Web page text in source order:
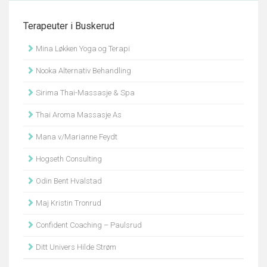
Terapeuter i Buskerud
Mina Løkken Yoga og Terapi
Nooka Alternativ Behandling
Sirima Thai-Massasje & Spa
Thai Aroma Massasje As
Mana v/Marianne Feydt
Hogseth Consulting
Odin Bent Hvalstad
Maj Kristin Tronrud
Confident Coaching – Paulsrud
Ditt Univers Hilde Strøm